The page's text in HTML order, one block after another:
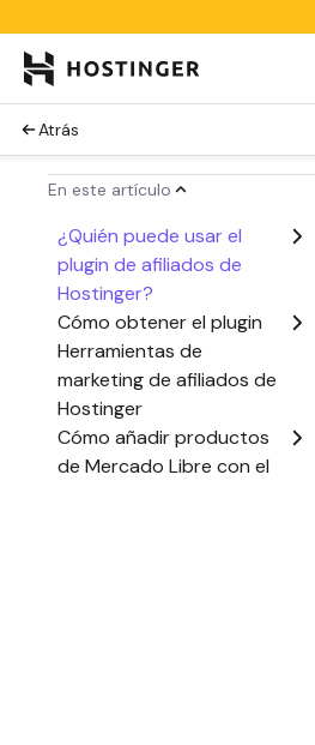
Atrás
En este artículo
¿Quién puede usar el
plugin de afiliados de
Hostinger?
Cómo obtener el plugin
Herramientas de
marketing de afiliados de
Hostinger
Cómo añadir productos
de Mercado Libre con el